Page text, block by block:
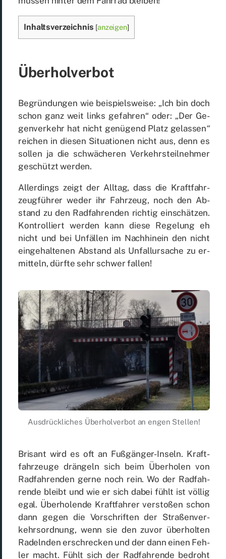
In­halts­ver­zeich­nis [anzeigen]
Über­hol­ver­bot
Be­grün­dun­gen wie bei­spiels­wei­se: „Ich bin doch
schon ganz weit links ge­fah­ren“ oder: „Der Ge­
gen­ver­kehr hat nicht ge­nü­gend Platz ge­las­sen“
rei­chen in die­sen Si­tua­tio­nen nicht aus, denn es
sol­len ja die schwä­che­ren Ver­kehrs­teil­neh­mer
ge­schützt wer­den.
Al­ler­dings zeigt der All­tag, dass die Kraft­fahr­
zeug­füh­rer we­der ihr Fahr­zeug, noch den Ab­
stand zu den Rad­fah­ren­den rich­tig ein­schät­zen.
Kon­trol­liert wer­den kann die­se Re­ge­lung eh
nicht und bei Un­fäl­len im Nach­hin­ein den nicht
ein­ge­hal­te­nen Ab­stand als Un­fall­ur­sa­che zu er­
mit­teln, dürf­te sehr schwer fal­len!
Aus­drück­li­ches Über­hol­ver­bot an en­gen Stel­len!
Bri­sant wird es oft an Fuß­gän­ger-In­seln. Kraft­
fahr­zeu­ge drän­geln sich beim Über­ho­len von
Rad­fah­ren­den ger­ne noch rein. Wo der Rad­fah­
ren­de bleibt und wie er sich da­bei fühlt ist völ­lig
egal. Über­ho­len­de Kraft­fah­rer ver­sto­ßen schon
dann ge­gen die Vor­schrif­ten der Stra­ßen­ver­
kehrs­ord­nung, wenn sie den zu­vor über­hol­ten
Ra­deln­den er­schre­cken und der dann ei­nen Feh­
ler macht. Fühlt sich der Rad­fah­ren­de be­droht